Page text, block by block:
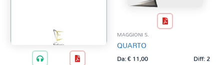
MAGGIONI S.
QUARTO
Da:€11,00 Diff: 2